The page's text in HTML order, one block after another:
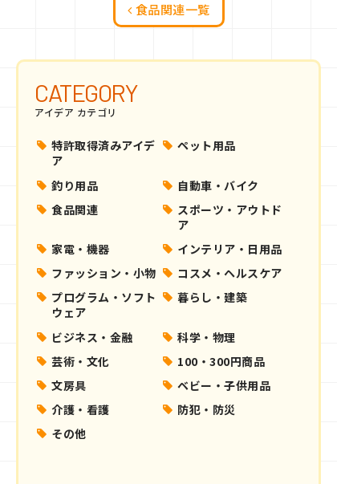
食品関連一覧
CATEGORY
アイデア カテゴリ
特許取得済みアイデ
ア
ペット用品
釣り用品
自動車・バイク
食品関連
スポーツ・アウトド
ア
家電・機器
インテリア・日用品
ファッション・小物
コスメ・ヘルスケア
プログラム・ソフト
ウェア
暮らし・建築
ビジネス・金融
科学・物理
芸術・文化
100・300円商品
文房具
ベビー・子供用品
介護・看護
防犯・防災
その他